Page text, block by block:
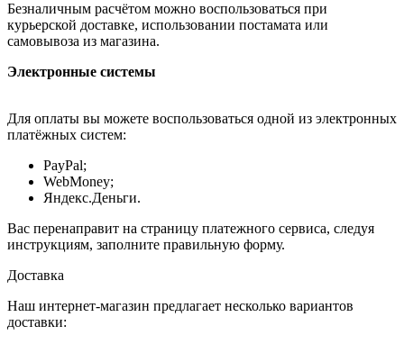
Безналичным расчётом можно воспользоваться при
курьерской доставке, использовании постамата или
самовывоза из магазина.
Электронные системы
Для оплаты вы можете воспользоваться одной из электронных
платёжных систем:
PayPal;
WebMoney;
Яндекс.Деньги.
Вас перенаправит на страницу платежного сервиса, следуя
инструкциям, заполните правильную форму.
Доставка
Наш интернет-магазин предлагает несколько вариантов
доставки: